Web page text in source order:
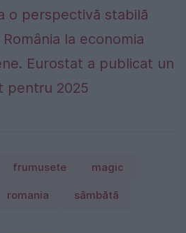
o perspectivă stabilă
la economia
Eurostat a publicat un
pentru 2025
frumusete magic
romania sâmbătă